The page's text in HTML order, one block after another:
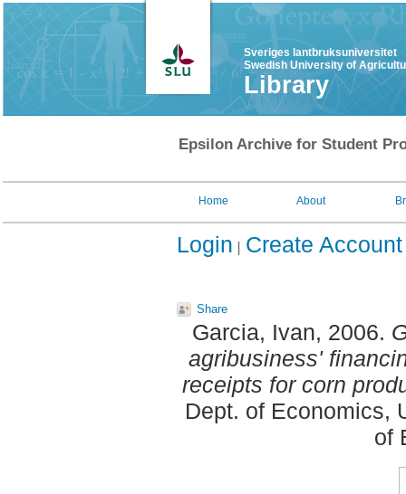
Sveriges lantbruksuniversitet
Swedish University of
Library
Epsilon Archive for Student
Home About
Login Create Account
Share
Garcia, Ivan, 2006.
agribusiness'
receipts for corn
Dept. of Economics,
of